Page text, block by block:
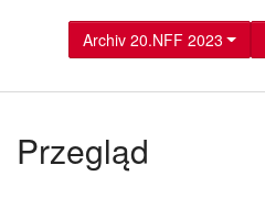
Archiv 20.NFF 2023
Przegląd